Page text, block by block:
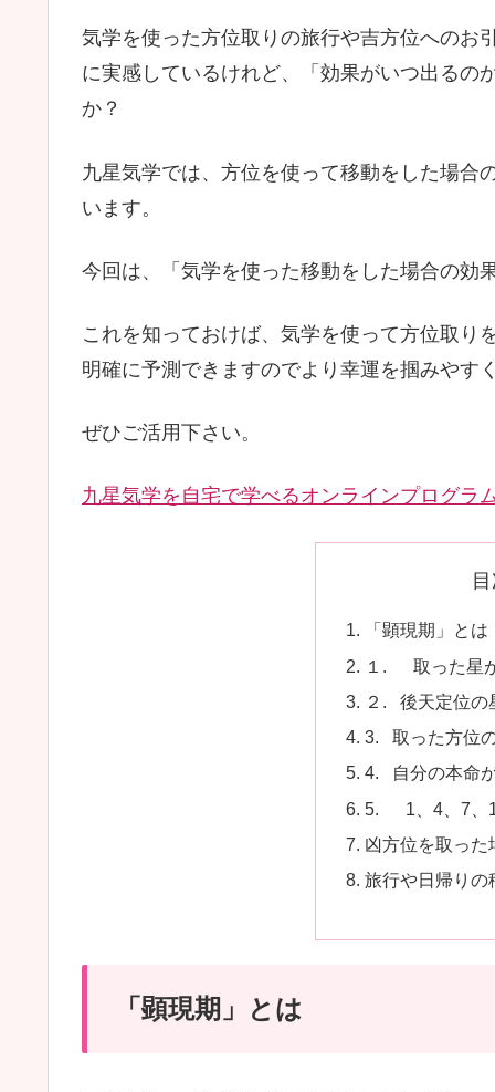
気学を使った方位取りの旅行や吉方位へのお
に実感しているけれど、「効果がいつ出るの
か？
九星気学では、方位を使って移動をした場合
います。
今回は、「気学を使った移動をした場合の効
これを知っておけば、気学を使って方位取り
明確に予測できますのでより幸運を掴みやす
ぜひご活用下さい。
九星気学を自宅で学べるオンラインプログラ
「顕現期」とは
１. 取った星
２. 後天定位の
3. 取った方位
4. 自分の本命
5. 1、4、7、
凶方位を取った
旅行や日帰りの
「顕現期」とは